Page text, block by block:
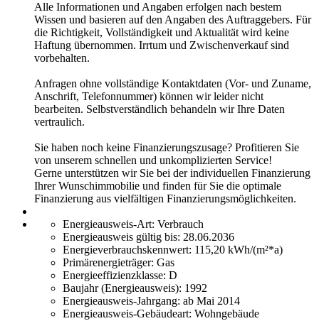
Alle Informationen und Angaben erfolgen nach bestem
Wissen und basieren auf den Angaben des Auftraggebers. Für
die Richtigkeit, Vollständigkeit und Aktualität wird keine
Haftung übernommen. Irrtum und Zwischenverkauf sind
vorbehalten.
Anfragen ohne vollständige Kontaktdaten (Vor- und Zuname,
Anschrift, Telefonnummer) können wir leider nicht
bearbeiten. Selbstverständlich behandeln wir Ihre Daten
vertraulich.
Sie haben noch keine Finanzierungszusage? Profitieren Sie
von unserem schnellen und unkomplizierten Service!
Gerne unterstützen wir Sie bei der individuellen Finanzierung
Ihrer Wunschimmobilie und finden für Sie die optimale
Finanzierung aus vielfältigen Finanzierungsmöglichkeiten.
Energieausweis-Art: Verbrauch
Energieausweis gültig bis: 28.06.2036
Energieverbrauchskennwert: 115,20 kWh/(m²*a)
Primärenergieträger: Gas
Energieeffizienzklasse: D
Baujahr (Energieausweis): 1992
Energieausweis-Jahrgang: ab Mai 2014
Energieausweis-Gebäudeart: Wohngebäude